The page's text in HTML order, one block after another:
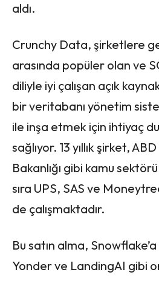
aldı.
Crunchy Data, şirketlere
arasında popüler olan ve
diliyle iyi çalışan açık
bir veritabanı yönetim
ile inşa etmek için ihtiyaç
sağlıyor. 13 yıllık şirket,
Bakanlığı gibi kamu sektörü
sıra UPS, SAS ve
de çalışmaktadır.
Bu satın alma,
Yonder ve LandingAI gibi